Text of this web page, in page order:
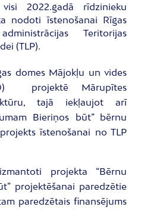
2022.gadā rīdzinieku
nodoti īstenošanai Rīgas
Teritorijas
(TLP).
domes Mājokļu un vides
projektē Mārupītes
tajā iekļaujot arī
Bieriņos būt” bērnu
īstenošanai no TLP
projekta “Bērnu
projektēšanai paredzētie
paredzētais finansējums